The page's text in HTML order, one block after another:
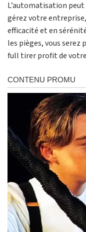
L’automatisation
gérez votre
efficacité et en
les pièges, vous
full tirer profit de